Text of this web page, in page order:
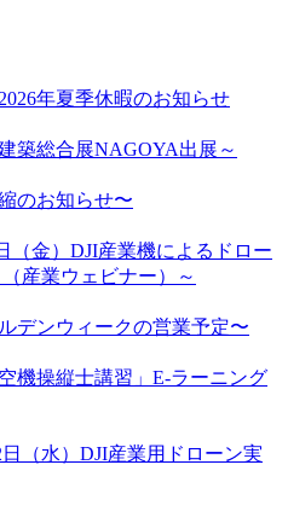
年夏季休暇のお知らせ
築総合展NAGOYA出展～
のお知らせ〜
（金）DJI産業機によるドロー
産業ウェビナー）～
デンウィークの営業予定〜
機操縦士講習」E-ラーニング
（水）DJI産業用ドローン実